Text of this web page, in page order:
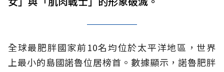
全球最肥胖國家前10名均位於太平洋地區，世界
上最小的島國諾魯位居榜首。數據顯示，諾魯肥胖